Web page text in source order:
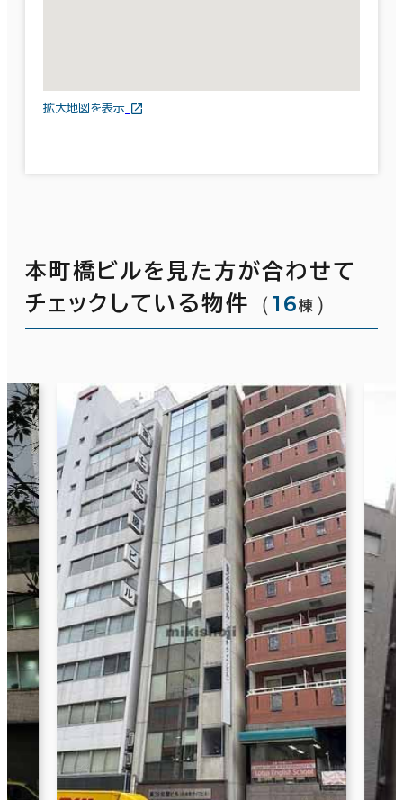
拡大地図を表示
本町橋ビルを見た方が合わせて
チェックしている物件
（16棟 ）